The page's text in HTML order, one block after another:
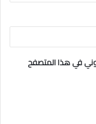
في هذا المتصفح